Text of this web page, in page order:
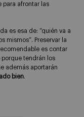
para afrontar las
es esa de: “quién va a
mismos”. Preservar la
es contar
porque tendrán los
además aportarán
bien.